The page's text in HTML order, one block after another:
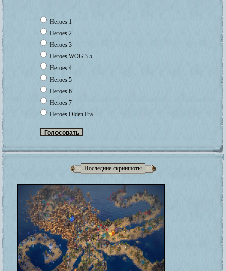
Heroes 1
Heroes 2
Heroes 3
Heroes WOG 3.5
Heroes 4
Heroes 5
Heroes 6
Heroes 7
Heroes Olden Era
Последние скриншоты